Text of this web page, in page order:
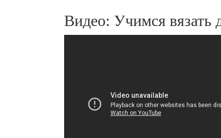
Видео: Учимся вязать